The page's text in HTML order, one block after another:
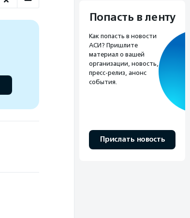
Попасть в ленту
Как попасть в новости
АСИ? Пришлите
материал о вашей
организации, новость,
пресс-релиз, анонс
события.
Прислать новость